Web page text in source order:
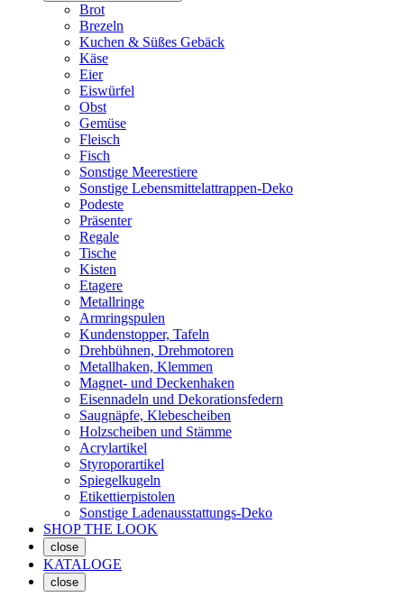
Brot
Brezeln
Kuchen & Süßes Gebäck
Käse
Eier
Eiswürfel
Obst
Gemüse
Fleisch
Fisch
Sonstige Meerestiere
Sonstige Lebensmittelattrappen-Deko
Podeste
Präsenter
Regale
Tische
Kisten
Etagere
Metallringe
Armringspulen
Kundenstopper, Tafeln
Drehbühnen, Drehmotoren
Metallhaken, Klemmen
Magnet- und Deckenhaken
Eisennadeln und Dekorationsfedern
Saugnäpfe, Klebescheiben
Holzscheiben und Stämme
Acrylartikel
Styroporartikel
Spiegelkugeln
Etikettierpistolen
Sonstige Ladenausstattungs-Deko
SHOP THE LOOK
close
KATALOGE
close